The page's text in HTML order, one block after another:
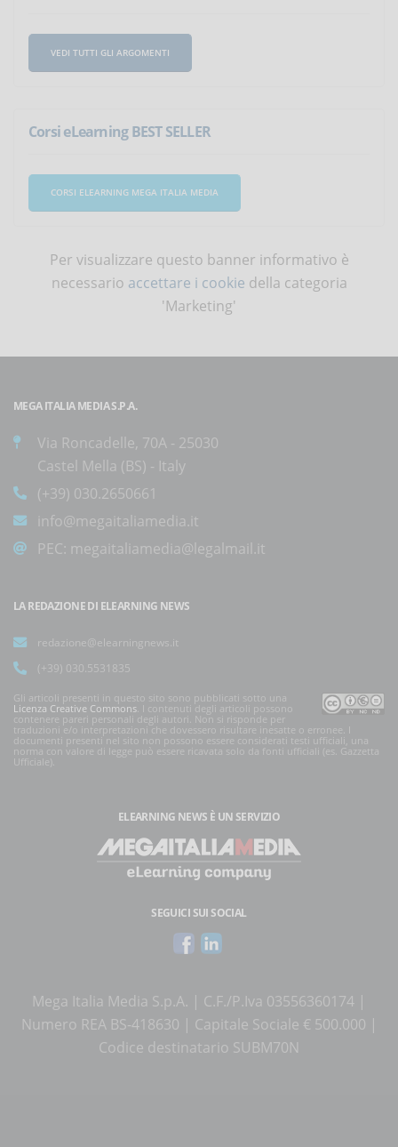
VEDI TUTTI GLI ARGOMENTI
Corsi eLearning BEST SELLER
CORSI ELEARNING MEGA ITALIA MEDIA
Per visualizzare questo banner informativo è
necessario accettare i cookie della categoria
'Marketing'
MEGA ITALIA MEDIA S.P.A.
Via Roncadelle, 70A - 25030
Castel Mella (BS) - Italy
(+39) 030.2650661
info@megaitaliamedia.it
PEC: megaitaliamedia@legalmail.it
LA REDAZIONE DI ELEARNING NEWS
redazione@elearningnews.it
(+39) 030.5531835
Gli articoli presenti in questo sito sono pubblicati sotto una
Licenza Creative Commons. I contenuti degli articoli possono
contenere pareri personali degli autori. Non si risponde per
traduzioni e/o interpretazioni che dovessero risultare inesatte o erronee. I
documenti presenti nel sito non possono essere considerati testi ufficiali, una
norma con valore di legge può essere ricavata solo da fonti ufficiali (es. Gazzetta
Ufficiale).
ELEARNING NEWS È UN SERVIZIO
SEGUICI SUI SOCIAL
Mega Italia Media S.p.A. | C.F./P.Iva 03556360174 |
Numero REA BS-418630 | Capitale Sociale € 500.000 |
Codice destinatario SUBM70N